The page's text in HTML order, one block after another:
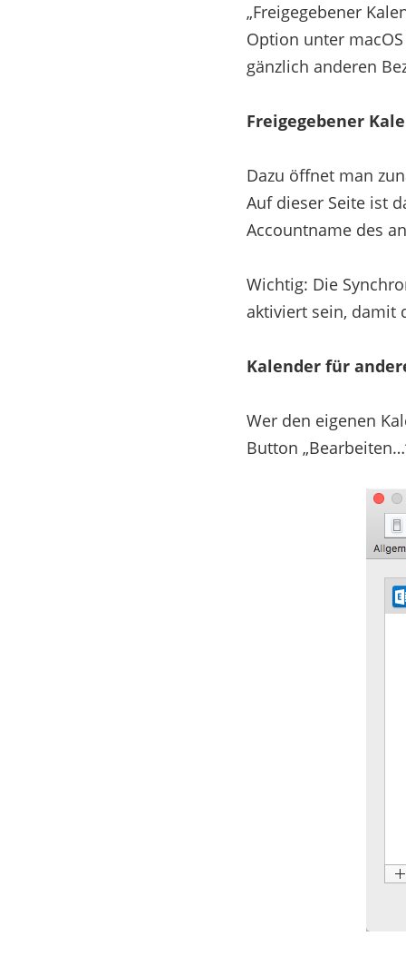
„Freigegebener
Option unter
gänzlich anderen
Freigegebener
Dazu öffnet man
Auf dieser Seite ist
Accountname des
Wichtig: Die
aktiviert sein, damit
Kalender für
Wer den eigenen
Button